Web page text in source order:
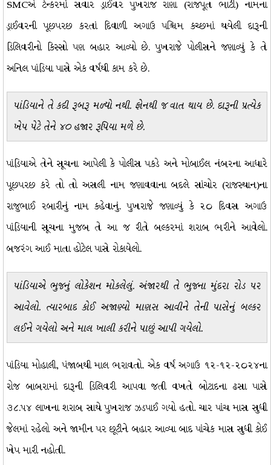
SMCએ ટેન્કરમાં સવાર ડ્રાઈવર પુખરાજ રાણા (રાજપૂત ભાટી) નામના
ડ્રાઈવરની પૂછપરછ કરતાં દિવાળી અગાઉ પશ્ચિમ કચ્છમાં થયેલી દારૂની
ડિલિવરીનો કિસ્સો પણ બહાર આવ્યો છે. પુખરાજે પોલીસને જણાવ્યું કે તે
અનિલ પાંડિયા પાસે એક વર્ષથી કામ કરે છે.
પાંડિયાને તે કદી રૂબરૂ મળ્યો નથી. ફોનથી જ વાત થાય છે. દારૂની પ્રત્યેક
ખેપ પેટે તેને ૪૦ હજાર રૂપિયા મળે છે.
પાંડિયાએ તેને સૂચના આપેલી કે પોલીસ પકડે અને મોબાઈલ નંબરના આધારે
પૂછપરછ કરે તો તો અસલી નામ જણાવવાના બદલે સાંચોર (રાજસ્થાન)ના
રાજુભાઈ રબારીનું નામ કહેવાનું. પુખરાજે જણાવ્યું કે ૨૦ દિવસ અગાઉ
પાંડિયાની સૂચના મુજબ તે આ જ રીતે બલ્કરમાં શરાબ ભરીને આવેલો.
બજરંગ આઈ માતા હોટેલ પાસે રોકાયેલો.
પાંડિયાએ ભુજનું લોકેશન મોકલેલું. અંજારથી તે ભુજના મુંદરા રોડ પર
આવેલો. ત્યારબાદ કોઈ અજાણ્યો માણસ આવીને તેની પાસેનું બલ્કર
લઈને ગયેલો અને માલ ખાલી કરીને પાછું આપી ગયેલો.
પાંડિયા મોહાલી, પંજાબથી માલ ભરાવતો. એક વર્ષ અગાઉ ૧૨-૧૨-૨૦૨૪ના
રોજ બાબરામાં દારૂની ડિલિવરી આપવા જતી વખતે બોટાદના ઢસા પાસે
૩૮.૫૪ લાખના શરાબ સાથે પુખરાજ ઝડપાઈ ગયો હતો. ચાર પાંચ માસ સુધી
જેલમાં રહેલો અને જામીન પર છૂટીને બહાર આવ્યા બાદ પાંચેક માસ સુધી કોઈ
ખેપ મારી નહોતી.